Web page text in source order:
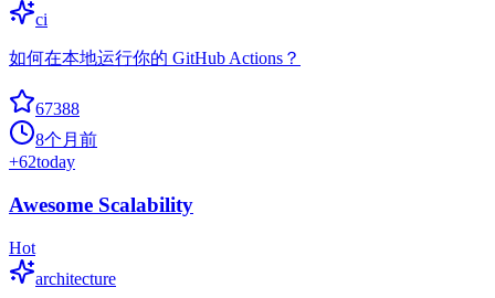
ci
如何在本地运行你的 GitHub Actions？
67388
8个月前
+62today
Awesome Scalability
Hot
architecture